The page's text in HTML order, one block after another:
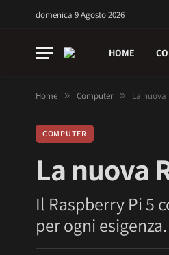
domenica 9 Agosto 2026
HOME
Home » Computer » La nuova
COMPUTER
La nuova
Il Raspberry Pi 5
per ogni esigenza.